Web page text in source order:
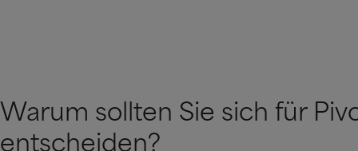
Warum sollten Sie sich für